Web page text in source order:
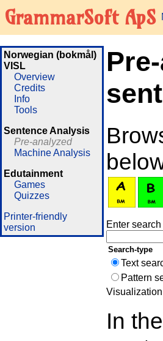
GrammarSoft ApS
Norwegian (bokmål)
VISL
Overview
Credits
Info
Tools
Sentence Analysis
Pre-analyzed
Machine Analysis
Edutainment
Games
Quizzes
Printer-friendly
version
Enter
Search-type
Text
Pattern
In